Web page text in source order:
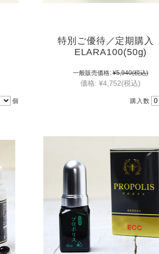
個
特別ご優待／定期購入
ELARA100(50g)
一般販売価格: ¥5,940(税込)
価格: ¥4,752(税込)
購入数